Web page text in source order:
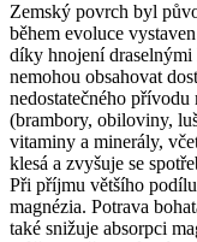
Zemský povrch byl
během evoluce
díky hnojení
nemohou obsahovat
nedostatečného
(brambory, obiloviny,
vitaminy a minerály,
klesá a zvyšuje se
Při příjmu většího
magnézia. Potrava
také snižuje absorpci